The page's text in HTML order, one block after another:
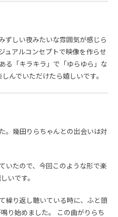
ずしい夜みたいな雰囲気が感じら
ュアルコンセプトで映像を作らせ
る「キラキラ」で「ゆらゆら」な
んでいただけたら嬉しいです。
。幾田りらちゃんとの出会いは対
いたので、今回このような形で楽
いです。
繰り返し聴いている時に、ふと頭
り始めました。 この曲がりらち